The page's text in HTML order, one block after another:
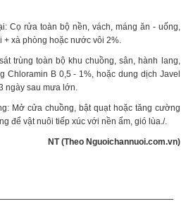
Cọ rửa toàn bộ nền, vách, máng ăn - uống,
xà phòng hoặc nước vôi 2%.
trùng toàn bộ khu chuồng, sân, hành lang,
Chloramin B 0,5 - 1%, hoặc dung dịch Javel
ngày sau mưa lớn.
Mở cửa chuồng, bật quạt hoặc tăng cường
để vật nuôi tiếp xúc với nền ẩm, gió lùa./.
NT (Theo Nguoichannuoi.com.vn)